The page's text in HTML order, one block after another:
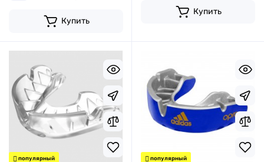
Купить
Купить
популярный популярный